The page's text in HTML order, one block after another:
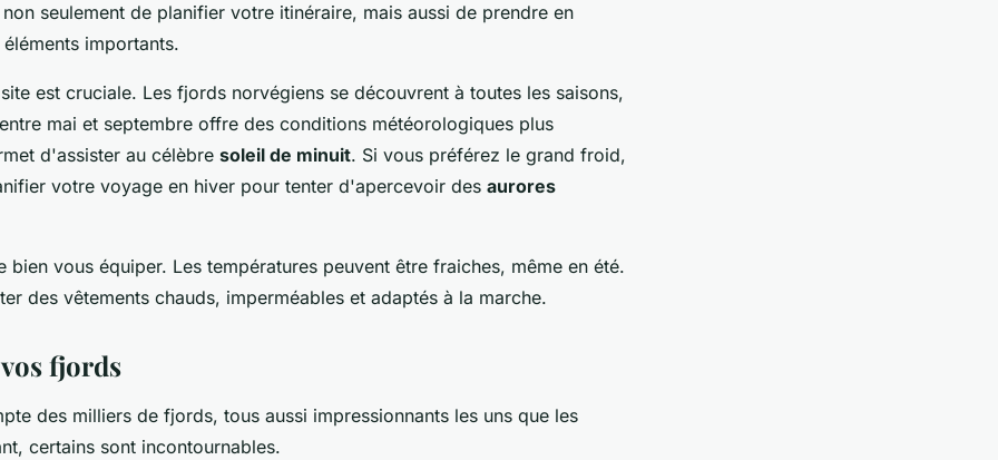
seulement de planifier votre itinéraire, mais aussi de prendre en
importants.
est cruciale. Les fjords norvégiens se découvrent à toutes les saisons,
mai et septembre offre des conditions météorologiques plus
d'assister au célèbre soleil de minuit. Si vous préférez le grand froid,
votre voyage en hiver pour tenter d'apercevoir des aurores
bien vous équiper. Les températures peuvent être fraiches, même en été.
des vêtements chauds, imperméables et adaptés à la marche.
fjords
des milliers de fjords, tous aussi impressionnants les uns que les
certains sont incontournables.